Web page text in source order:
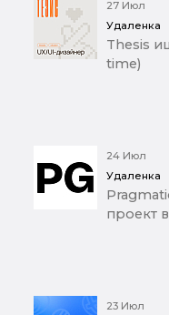
27 Июл
Удаленка
Thesis
time)
24 Июл
Удаленка
проект
23 Июл